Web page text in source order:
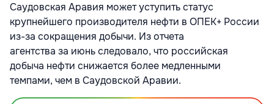
Саудовская Аравия может уступить статус
крупнейшего производителя нефти в ОПЕК+ России
из-за сокращения добычи. Из отчета
агентства за июнь следовало, что российская
добыча нефти снижается более медленными
темпами, чем в Саудовской Аравии.